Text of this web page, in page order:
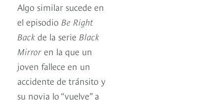
Algo similar sucede en
el episodio Be Right
Back de la serie Black
Mirror en la que un
joven fallece en un
accidente de tránsito y
su novia lo “vuelve” a